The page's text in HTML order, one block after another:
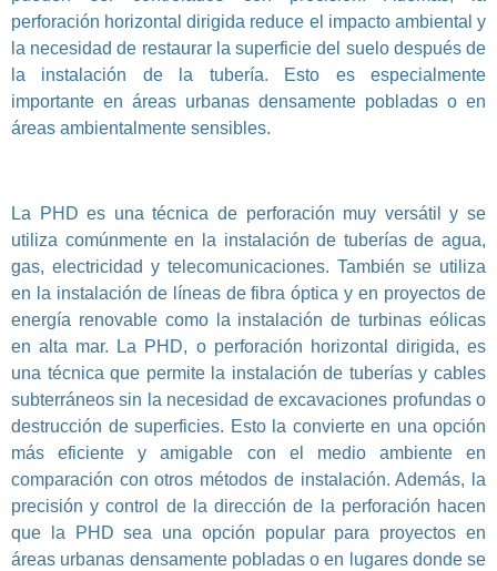
perforación horizontal dirigida reduce el impacto ambiental y
la necesidad de restaurar la superficie del suelo después de
la instalación de la tubería. Esto es especialmente
importante en áreas urbanas densamente pobladas o en
áreas ambientalmente sensibles.
La PHD es una técnica de perforación muy versátil y se
utiliza comúnmente en la instalación de tuberías de agua,
gas, electricidad y telecomunicaciones. También se utiliza
en la instalación de líneas de fibra óptica y en proyectos de
energía renovable como la instalación de turbinas eólicas
en alta mar. La PHD, o perforación horizontal dirigida, es
una técnica que permite la instalación de tuberías y cables
subterráneos sin la necesidad de excavaciones profundas o
destrucción de superficies. Esto la convierte en una opción
más eficiente y amigable con el medio ambiente en
comparación con otros métodos de instalación. Además, la
precisión y control de la dirección de la perforación hacen
que la PHD sea una opción popular para proyectos en
áreas urbanas densamente pobladas o en lugares donde se